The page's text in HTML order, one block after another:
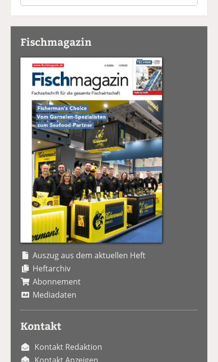
Fischmagazin
Auszug aus dem aktuellen Heft
Heftarchiv
Abonnement
Mediadaten
Kontakt
Kontakt Redaktion